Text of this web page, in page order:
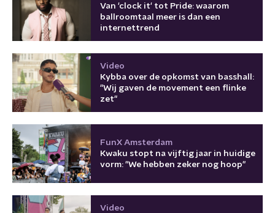
Van 'clock it' tot Pride: waarom
ballroomtaal meer is dan een
internettrend
Video
Kybba over de opkomst van basshall:
"Wij gaven de movement een flinke
zet"
FunX Amsterdam
Kwaku stopt na vijftig jaar in huidige
vorm: "We hebben zeker nog hoop"
Video